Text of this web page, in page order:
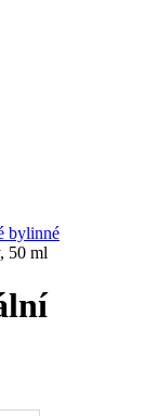
bylinné
50 ml